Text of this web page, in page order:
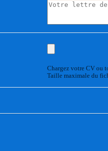
Chargez votre CV ou
Taille maximale du